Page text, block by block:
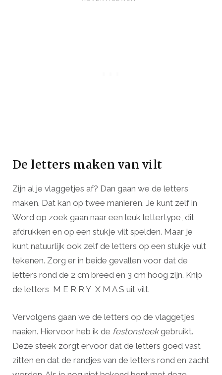
De letters maken van vilt
Zijn al je vlaggetjes af? Dan gaan we de letters
maken. Dat kan op twee manieren. Je kunt zelf in
Word op zoek gaan naar een leuk lettertype, dit
afdrukken en op een stukje vilt spelden. Maar je
kunt natuurlijk ook zelf de letters op een stukje vult
tekenen. Zorg er in beide gevallen voor dat de
letters rond de 2 cm breed en 3 cm hoog zijn. Knip
de letters M E R R Y X M A S uit vilt.
Vervolgens gaan we de letters op de vlaggetjes
naaien. Hiervoor heb ik de festonsteekgebruikt.
Deze steek zorgt ervoor dat de letters goed vast
zitten en dat de randjes van de letters rond en zacht